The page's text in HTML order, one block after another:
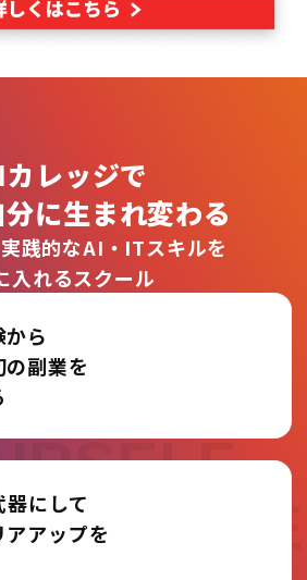
レッジで
に生まれ変わる
践的なAI・ITスキルを
入れるスクール
ら
副業を
にして
アアップを